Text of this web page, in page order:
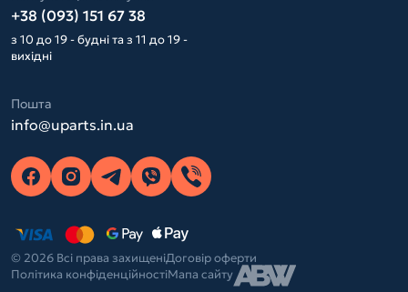
+38 (093) 151 67 38
з 10 до 19 - будні та з 11 до 19 -
вихідні
Пошта
info@uparts.in.ua
© 2026 Всі права захищеніДоговір оферти
Політика конфіденційностіМапа сайту